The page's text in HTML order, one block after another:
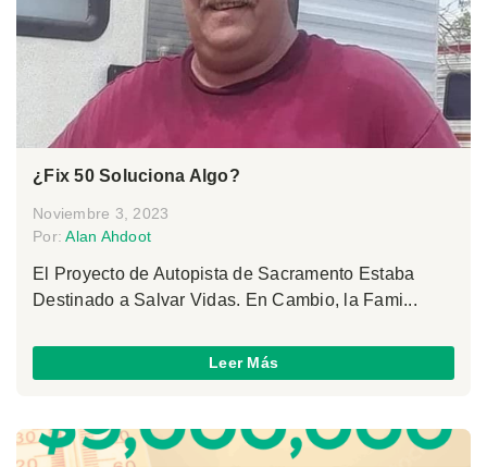
¿Fix 50 Soluciona Algo?
Noviembre 3, 2023
Por:Alan Ahdoot
El Proyecto de Autopista de Sacramento Estaba
Destinado a Salvar Vidas. En Cambio, la Fami...
Leer Más